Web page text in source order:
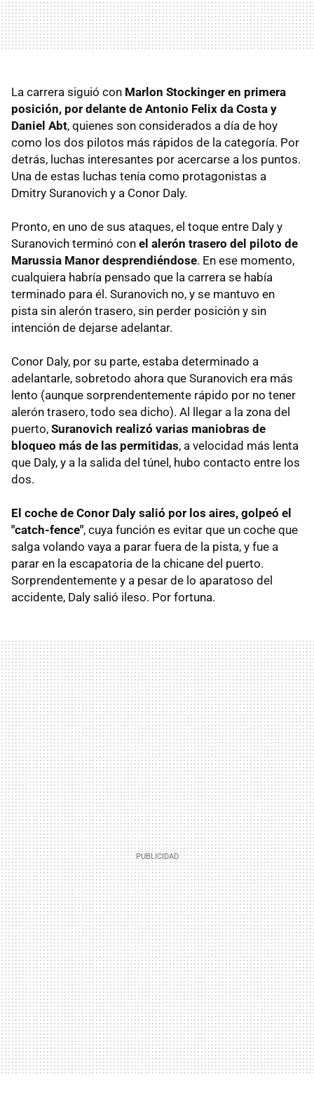
La carrera siguió con Marlon Stockinger en primera
posición, por delante de Antonio Felix da Costa y
Daniel Abt, quienes son considerados a día de hoy
como los dos pilotos más rápidos de la categoría. Por
detrás, luchas interesantes por acercarse a los puntos.
Una de estas luchas tenía como protagonistas a
Dmitry Suranovich y a Conor Daly.
Pronto, en uno de sus ataques, el toque entre Daly y
Suranovich terminó con el alerón trasero del piloto de
Marussia Manor desprendiéndose. En ese momento,
cualquiera habría pensado que la carrera se había
terminado para él. Suranovich no, y se mantuvo en
pista sin alerón trasero, sin perder posición y sin
intención de dejarse adelantar.
Conor Daly, por su parte, estaba determinado a
adelantarle, sobretodo ahora que Suranovich era más
lento (aunque sorprendentemente rápido por no tener
alerón trasero, todo sea dicho). Al llegar a la zona del
puerto, Suranovich realizó varias maniobras de
bloqueo más de las permitidas, a velocidad más lenta
que Daly, y a la salida del túnel, hubo contacto entre los
dos.
El coche de Conor Daly salió por los aires, golpeó el
"catch-fence", cuya función es evitar que un coche que
salga volando vaya a parar fuera de la pista, y fue a
parar en la escapatoria de la chicane del puerto.
Sorprendentemente y a pesar de lo aparatoso del
accidente, Daly salió ileso. Por fortuna.